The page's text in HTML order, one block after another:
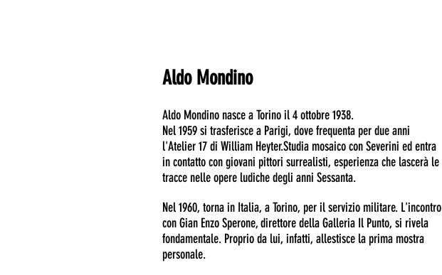
Aldo Mondino
Aldo Mondino nasce a Torino il 4 ottobre 1938.
Nel 1959 si trasferisce a Parigi, dove frequenta per due anni
l'Atelier 17 di William Heyter.Studia mosaico con Severini ed entra
in contatto con giovani pittori surrealisti, esperienza che lascerà le
tracce nelle opere ludiche degli anni Sessanta.
Nel 1960, torna in Italia, a Torino, per il servizio militare. L'incontro
con Gian Enzo Sperone, direttore della Galleria Il Punto, si rivela
fondamentale. Proprio da lui, infatti, allestisce la prima mostra
personale.